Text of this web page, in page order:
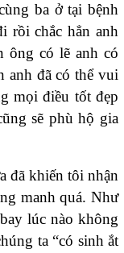
ba ở tại bệnh
rồi chắc hẳn anh
ông có lẽ anh có
anh đã có thể vui
mọi điều tốt đẹp
sẽ phù hộ gia
đã khiến tôi nhận
manh quá. Như
lúc nào không
ta “có sinh ắt